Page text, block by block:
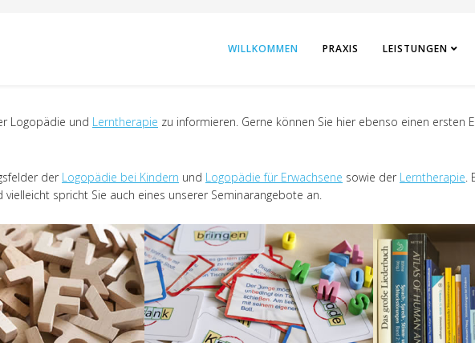
WILLKOMMEN PRAXIS LEISTUNGEN
Logopädie und Lerntherapie zu informieren. Gerne können Sie hier ebenso einen ersten
der Logopädie bei Kindern und Logopädie für Erwachsene sowie der Lerntherapie.
vielleicht spricht Sie auch eines unserer Seminarangebote an.